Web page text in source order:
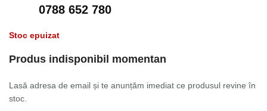
0788 652 780
Stoc epuizat
Produs indisponibil momentan
Lasă adresa de email și te anunțăm imediat ce produsul revine în
stoc.